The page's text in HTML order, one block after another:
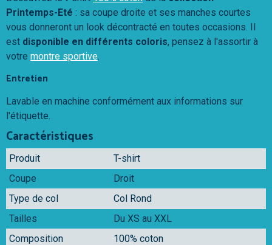
Printemps-Eté : sa coupe droite et ses manches courtes
vous donneront un look décontracté en toutes occasions. Il
est disponible en différents coloris, pensez à l'assortir à
votre montre sportive
Entretien
Lavable en machine conformément aux informations sur
l'étiquette.
Caractéristiques
Produit
T-shirt
Coupe
Droit
Type de col
Col Rond
Tailles
Du XS au XXL
Composition
100% coton